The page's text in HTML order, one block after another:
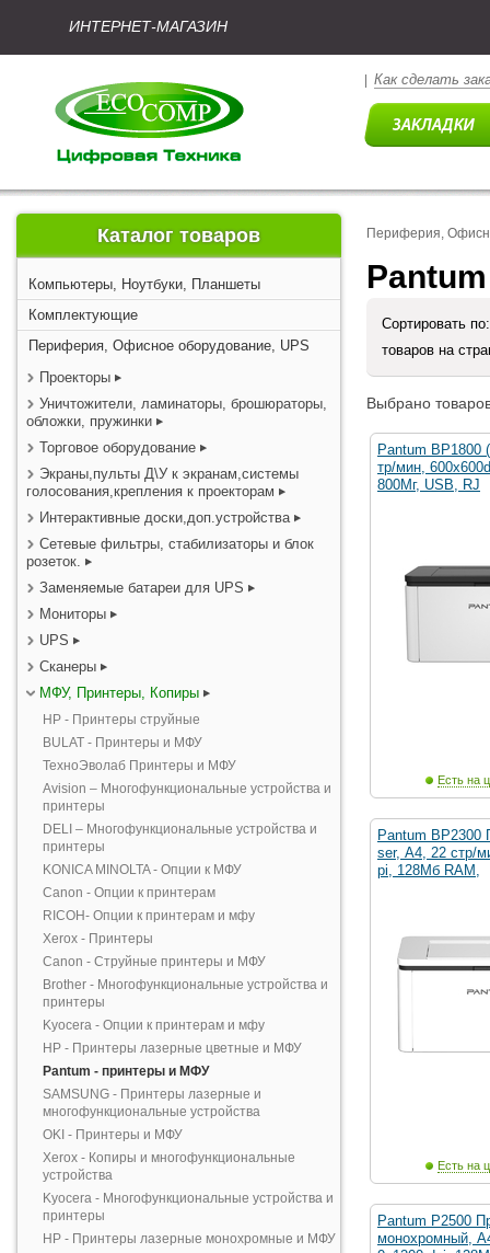
ИНТЕРНЕТ-МАГАЗИН
Как сделать
Каталог товаров
Компьютеры, Ноутбуки, Планшеты
Комплектующие
Периферия, Офисное оборудование, UPS
Проекторы
Уничтожители, ламинаторы, брошюраторы,
обложки, пружинки
Торговое оборудование
Экраны,пульты Д\У к экранам,системы
голосования,крепления к проекторам
Интерактивные доски,доп.устройства
Сетевые фильтры, стабилизаторы и блок
розеток.
Заменяемые батареи для UPS
Мониторы
UPS
Сканеры
МФУ, Принтеры, Копиры
HP - Принтеры струйные
BULAT - Принтеры и МФУ
ТехноЭволаб Принтеры и МФУ
Avision – Многофункциональные устройства и
принтеры
DELI – Многофункциональные устройства и
принтеры
KONICA MINOLTA - Опции к МФУ
Canon - Опции к принтерам
RICOH- Опции к принтерам и мфу
Xerox - Принтеры
Canon - Струйные принтеры и МФУ
Brother - Многофункциональные устройства и
принтеры
Kyocera - Опции к принтерам и мфу
HP - Принтеры лазерные цветные и МФУ
Pantum - принтеры и МФУ
SAMSUNG - Принтеры лазерные и
многофункциональные устройства
OKI - Принтеры и МФУ
Xerox - Копиры и многофункциональные
устройства
Kyocera - Многофункциональные устройства и
принтеры
HP - Принтеры лазерные монохромные и МФУ
Периферия,
Сортировать
товаров на
Выбрано
Pantum BP1800
тр/мин,
800Мг, USB, RJ
Есть на
Pantum BP2300
ser, А4, 22 стр/
pi, 128Мб RAM,
Есть на
Pantum P2500
монохромный,